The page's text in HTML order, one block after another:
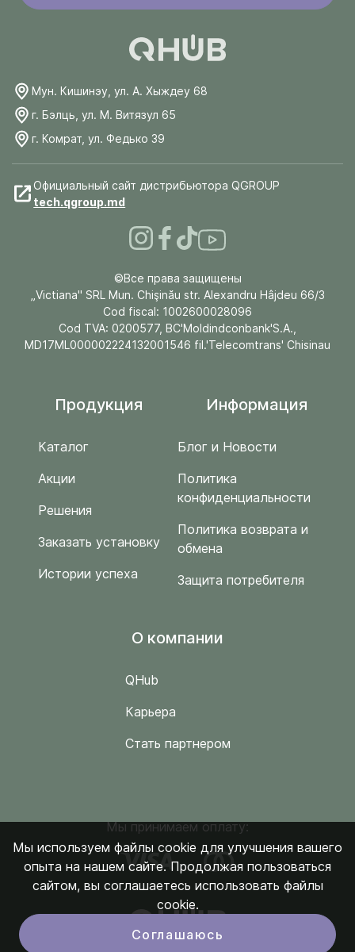
Мун. Кишинэу, ул. А. Хыждеу 68
г. Бэлць, ул. М. Витязул 65
г. Комрат, ул. Федько 39
Официальный сайт дистрибьютора QGROUP
tech.qgroup.md
©Все права защищены
„Victiana" SRL Mun. Chişinău str. Alexandru Hâjdeu 66/3
Cod fiscal: 1002600028096
Cod TVA: 0200577, BC'Moldindconbank'S.A.,
MD17ML000002224132001546 fil.'Telecomtrans' Chisinau
Продукция
Каталог
Акции
Решения
Заказать установку
Истории успеха
Информация
Блог и Новости
Политика
конфиденциальности
Политика возврата и
обмена
Защита потребителя
O компании
QHub
Карьера
Стать партнером
Мы принимаем оплату:
Мы используем файлы cookie для улучшения вашего
опыта на нашем сайте. Продолжая пользоваться
сайтом, вы соглашаетесь использовать файлы
cookie.
Соглашаюсь